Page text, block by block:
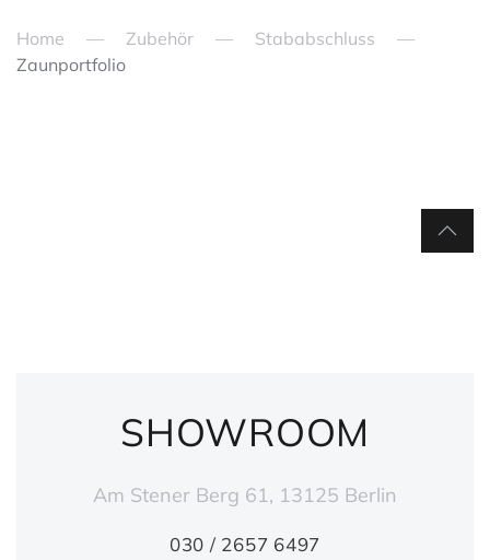
Home Zubehör
Stababschluss
Zaunportfolio
SHOWROOM
Am Stener Berg 61, 13125 Berlin
030 / 2657 6497